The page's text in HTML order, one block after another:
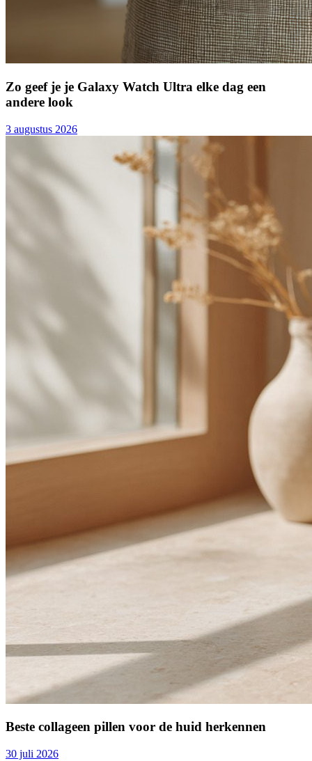
Zo geef je je Galaxy Watch Ultra elke dag een
andere look
3 augustus 2026
Beste collageen pillen voor de huid herkennen
30 juli 2026